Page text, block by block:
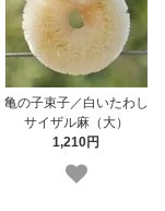
亀の子束子／白いたわし
サイザル麻（大）
1,210円